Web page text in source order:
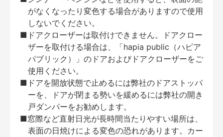
がなくなったり変色する場合がありますので使用
しないでください。
■ドアクローザーは取付けできません。ドアクロー
ザーを取付ける場合は、「hapia public（ハピア
パブリック）」のドアおよびドアクローザーをご
使用ください。
■ドアを開放状態で止めるには弊社のドアストッパ
ーを、ドアが閉まる勢いを緩めるには弊社の開き
戸ダンパーをお勧めします。
■窓際など直射日光が長時間当たりやすい場所は、
表面の日焼けによる変色の恐れがあります。カー